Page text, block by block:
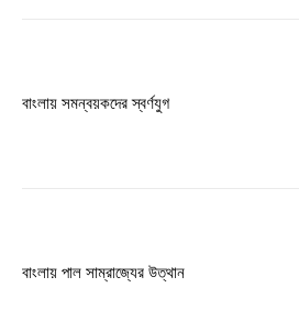
Nullam eu erat condimentum
বাংলায় সমন্বয়কদের স্বর্ণযুগ
বাংলায় পাল সাম্রাজ্যের উত্থান